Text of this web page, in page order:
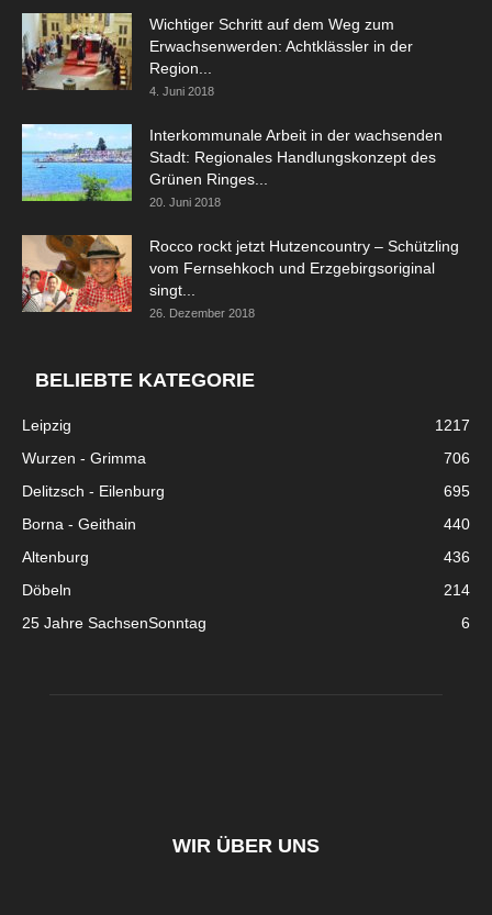
Wichtiger Schritt auf dem Weg zum
Erwachsenwerden: Achtklässler in der
Region...
4. Juni 2018
Interkommunale Arbeit in der wachsenden
Stadt: Regionales Handlungskonzept des
Grünen Ringes...
20. Juni 2018
Rocco rockt jetzt Hutzencountry – Schützling
vom Fernsehkoch und Erzgebirgsoriginal
singt...
26. Dezember 2018
BELIEBTE KATEGORIE
Leipzig
1217
Wurzen - Grimma
706
Delitzsch - Eilenburg
695
Borna - Geithain
440
Altenburg
436
Döbeln
214
25 Jahre SachsenSonntag
6
WIR ÜBER UNS